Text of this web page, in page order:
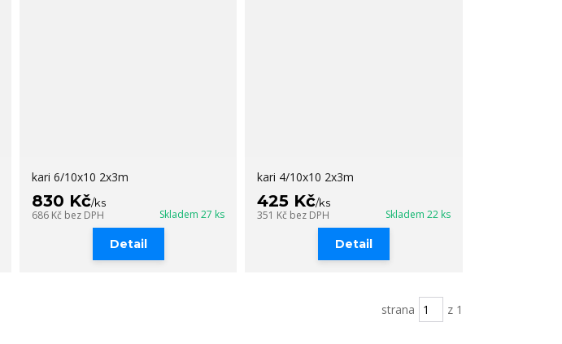
kari 6/10x10 2x3m
830 Kč/ks
686 Kč bez DPH Skladem 27 ks
Detail
kari 4/10x10 2x3m
425 Kč/ks
351 Kč bez DPH Skladem 22 ks
Detail
strana z 1